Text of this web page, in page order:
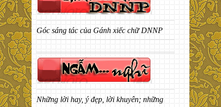
Góc sáng tác của Gánh xiếc chữ DNNP
Những lời hay, ý đẹp, lời khuyên; những